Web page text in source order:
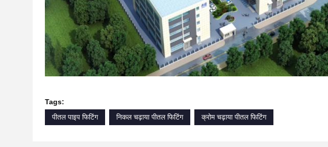
Tags:
पीतल पाइप फिटिंग
निकल चढ़ाया पीतल फिटिंग क्रोम चढ़ाया पीतल फिटिंग